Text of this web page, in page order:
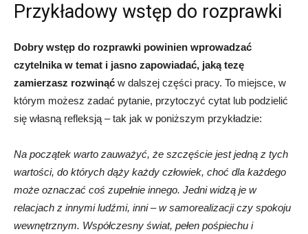
Przykładowy wstęp do rozprawki
Dobry wstęp do rozprawki powinien wprowadzać
czytelnika w temat i jasno zapowiadać, jaką tezę
zamierzasz rozwinąć w dalszej części pracy. To miejsce, w
którym możesz zadać pytanie, przytoczyć cytat lub podzielić
się własną refleksją – tak jak w poniższym przykładzie:
Na początek warto zauważyć, że szczęście jest jedną z tych
wartości, do których dąży każdy człowiek, choć dla każdego
może oznaczać coś zupełnie innego. Jedni widzą je w
relacjach z innymi ludźmi, inni – w samorealizacji czy spokoju
wewnętrznym. Współczesny świat, pełen pośpiechu i